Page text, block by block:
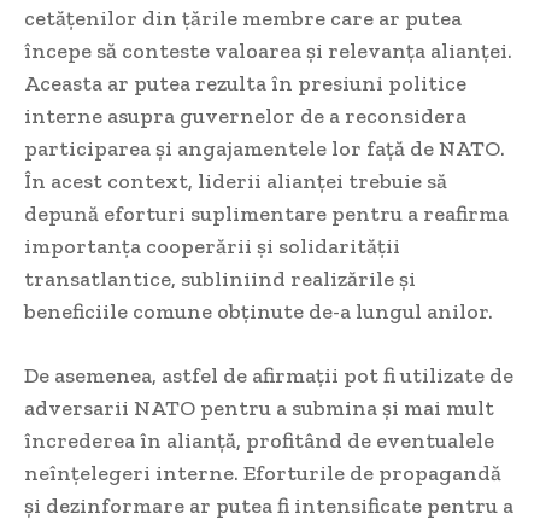
cetățenilor din țările membre care ar putea
începe să conteste valoarea și relevanța alianței.
Aceasta ar putea rezulta în presiuni politice
interne asupra guvernelor de a reconsidera
participarea și angajamentele lor față de NATO.
În acest context, liderii alianței trebuie să
depună eforturi suplimentare pentru a reafirma
importanța cooperării și solidarității
transatlantice, subliniind realizările și
beneficiile comune obținute de-a lungul anilor.
De asemenea, astfel de afirmații pot fi utilizate de
adversarii NATO pentru a submina și mai mult
încrederea în alianță, profitând de eventualele
neînțelegeri interne. Eforturile de propagandă
și dezinformare ar putea fi intensificate pentru a